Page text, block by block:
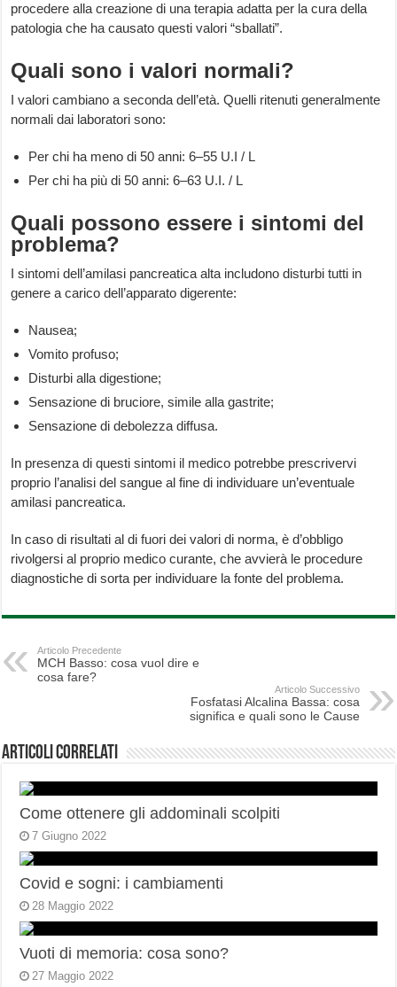
procedere alla creazione di una terapia adatta per la cura della
patologia che ha causato questi valori “sballati”.
Quali sono i valori normali?
I valori cambiano a seconda dell’età. Quelli ritenuti generalmente
normali dai laboratori sono:
Per chi ha meno di 50 anni: 6–55 U.I / L
Per chi ha più di 50 anni: 6–63 U.I. / L
Quali possono essere i sintomi del
problema?
I sintomi dell’amilasi pancreatica alta includono disturbi tutti in
genere a carico dell’apparato digerente:
Nausea;
Vomito profuso;
Disturbi alla digestione;
Sensazione di bruciore, simile alla gastrite;
Sensazione di debolezza diffusa.
In presenza di questi sintomi il medico potrebbe prescrivervi
proprio l’analisi del sangue al fine di individuare un’eventuale
amilasi pancreatica.
In caso di risultati al di fuori dei valori di norma, è d’obbligo
rivolgersi al proprio medico curante, che avvierà le procedure
diagnostiche di sorta per individuare la fonte del problema.
Articolo Precedente
MCH Basso: cosa vuol dire e
cosa fare?
Articolo Successivo
Fosfatasi Alcalina Bassa: cosa
significa e quali sono le Cause
Articoli correlati
Come ottenere gli addominali scolpiti
7 Giugno 2022
Covid e sogni: i cambiamenti
28 Maggio 2022
Vuoti di memoria: cosa sono?
27 Maggio 2022